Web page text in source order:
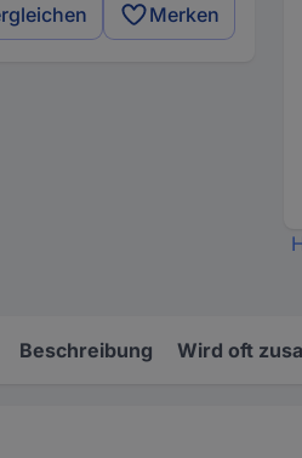
Merken
Beschreibung Wird oft